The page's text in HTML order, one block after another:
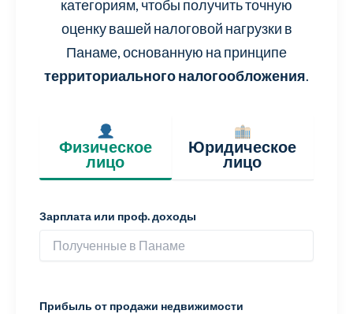
категориям, чтобы получить точную
оценку вашей налоговой нагрузки в
Панаме, основанную на принципе
территориального налогообложения.
Физическое
лицо
Юридическое
лицо
Зарплата или проф. доходы
Прибыль от продажи недвижимости